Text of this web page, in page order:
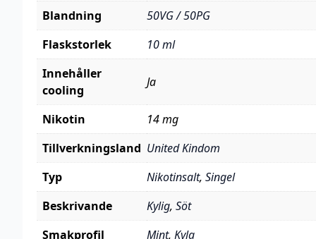
Blandning
50VG / 50PG
Flaskstorlek
10 ml
Innehåller
cooling
Ja
Nikotin
14 mg
Tillverkningsland United Kindom
Typ
Nikotinsalt, Singel
Beskrivande
Kylig, Söt
Smakprofil
Mint, Kyla